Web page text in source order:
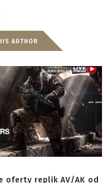
AUTHOR
oferty replik AV/AK od